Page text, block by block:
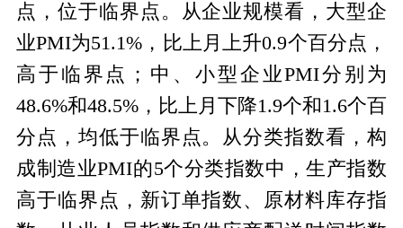
点，位于临界点。从企业规模看，大型企
业PMI为51.1%，比上月上升0.9个百分点，
高于临界点；中、小型企业PMI分别为
48.6%和48.5%，比上月下降1.9个和1.6个百
分点，均低于临界点。从分类指数看，构
成制造业PMI的5个分类指数中，生产指数
高于临界点，新订单指数、原材料库存指